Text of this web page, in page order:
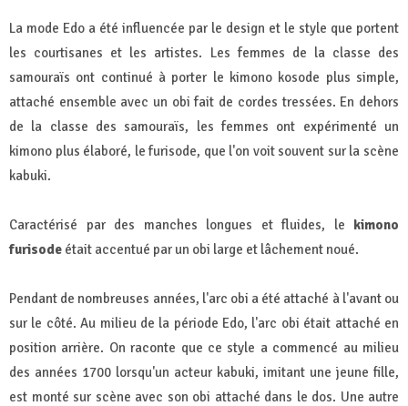
La mode Edo a été influencée par le design et le style que portent
les courtisanes et les artistes. Les femmes de la classe des
samouraïs ont continué à porter le kimono kosode plus simple,
attaché ensemble avec un obi fait de cordes tressées. En dehors
de la classe des samouraïs, les femmes ont expérimenté un
kimono plus élaboré, le furisode, que l'on voit souvent sur la scène
kabuki.
Caractérisé par des manches longues et fluides, le kimono
furisode était accentué par un obi large et lâchement noué.
Pendant de nombreuses années, l'arc obi a été attaché à l'avant ou
sur le côté. Au milieu de la période Edo, l'arc obi était attaché en
position arrière. On raconte que ce style a commencé au milieu
des années 1700 lorsqu'un acteur kabuki, imitant une jeune fille,
est monté sur scène avec son obi attaché dans le dos. Une autre